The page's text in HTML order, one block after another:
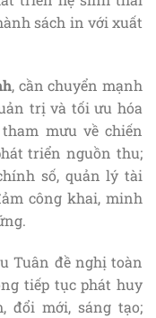
sách in với xuất
, cần chuyển mạnh
trị và tối ưu hóa
mưu về chiến
triển nguồn thu;
số, quản lý tài
công khai, minh
Tuân đề nghị toàn
tiếp tục phát huy
đổi mới, sáng tạo;